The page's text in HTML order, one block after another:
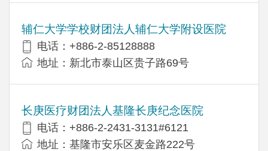
辅仁大学学校财团法人辅仁大学附设医院
电话：+886-2-85128888
地址：新北市泰山区贵子路69号
长庚医疗财团法人基隆长庚纪念医院
电话：+886-2-2431-3131#6121
地址：基隆市安乐区麦金路222号